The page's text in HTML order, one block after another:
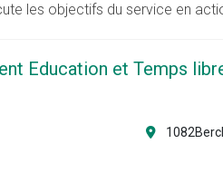
les objectifs du service en
Education et Temps